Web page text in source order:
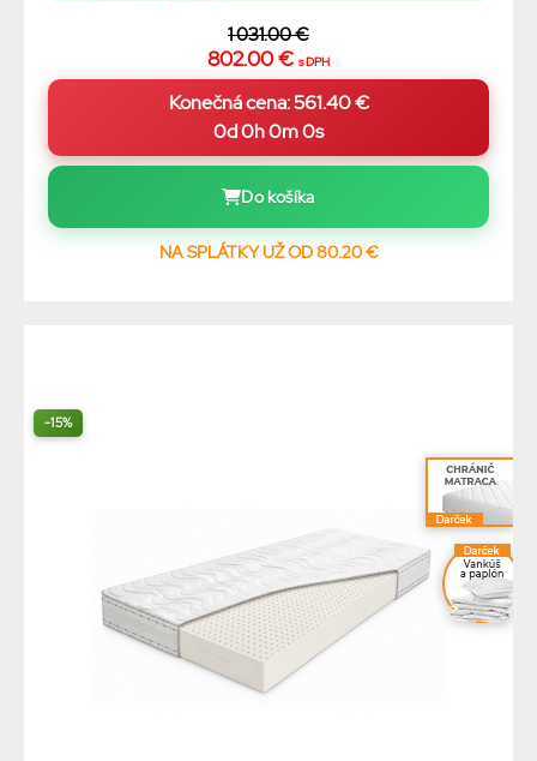
1 031.00 €
802.00 € s DPH
0d 0h 0m 0s
Do košíka
NA SPLÁTKY UŽ OD 80.20 €
-15%